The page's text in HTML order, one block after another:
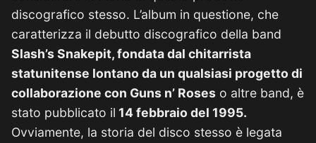
discografico stesso. L’album in questione, che
caratterizza il debutto discografico della band
Slash’s Snakepit, fondata dal chitarrista
statunitense lontano da un qualsiasi progetto di
collaborazione con Guns n’ Roses o altre band, è
stato pubblicato il 14 febbraio del 1995.
Ovviamente, la storia del disco stesso è legata